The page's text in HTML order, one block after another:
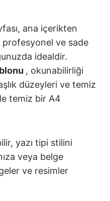
ana içerikten
ve sade
idealdir.
, okunabilirliği
düzeyleri ve temiz
temiz bir A4
yazı tipi stilini
veya belge
ve resimler